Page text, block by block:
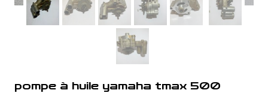
pompe à huile yamaha tmax 500